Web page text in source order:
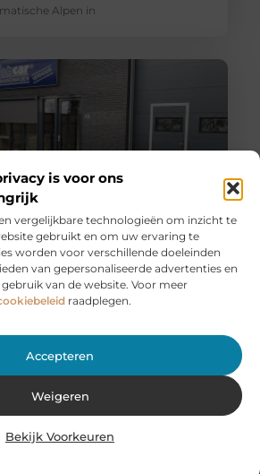
is voor ons
vergelijkbare technologieën om inzicht te
gebruikt en om uw ervaring te
worden voor verschillende doeleinden
van gepersonaliseerde advertenties en
van de website. Voor meer
raadplegen.
Accepteren
Weigeren
Bekijk Voorkeuren
Alpen in
of autoambulance bij JobCar –
juiste oplossing
Leur bent u aan het juiste adres voor
en autoambulances. Of u nu